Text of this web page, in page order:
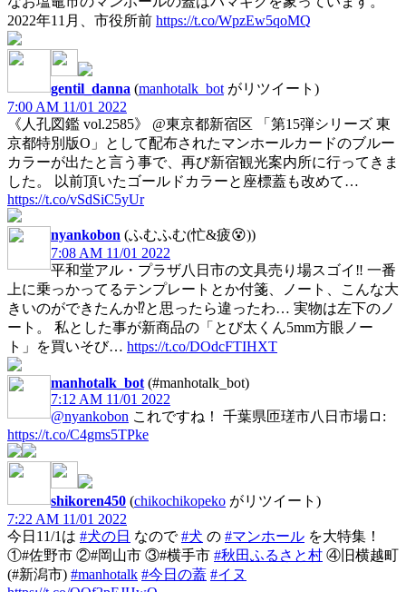
2022年11月、市役所前 https://t.co/WpzEw5qoMQ
gentil_danna (manhotalk_bot がリツイート)
7:00 AM 11/01 2022
《人孔図鑑 vol.2585》 @東京都新宿区 「第15弾シリーズ 東
京都特別版O」として配布されたマンホールカードのブルー
カラーが出たと言う事で、再び新宿観光案内所に行ってきま
した。 以前頂いたゴールドカラーと座標蓋も改めて…
https://t.co/vSdSiC5yUr
nyankobon (ふむふむ(忙&疲😵))
7:08 AM 11/01 2022
平和堂アル・プラザ八日市の文具売り場スゴイ‼️ 一番
上に乗っかってるテンプレートとか付箋、ノート、こんな大
きいのができたんか⁉と思ったら違ったわ… 実物は左下のノ
ート。 私とした事が新商品の「とび太くん5mm方眼ノー
ト」を買いそび… https://t.co/DOdcFTIHXT
manhotalk_bot (#manhotalk_bot)
7:12 AM 11/01 2022
@nyankobon これですね！ 千葉県匝瑳市八日市場ロ:
https://t.co/C4gms5TPke
shikoren450 (chikochikopeko がリツイート)
7:22 AM 11/01 2022
今日11/1は #犬の日 なので#犬 の #マンホール を大特集！
①#佐野市 ②#岡山市 ③#横手市 #秋田ふるさと村 ④旧横越町
(#新潟市) #manhotalk #今日の蓋 #イヌ